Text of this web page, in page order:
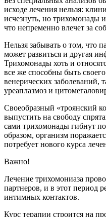
исходе лечения нельзя:
исчезнуть, но трихомонады
что непременно влечет за
Нельзя забывать о том, что
может развиться и другая
Трихомонады хоть и
все же способны быть
венерических заболеваний,
уреаплазмоз и
Своеобразный «троянский
выпустить на свободу
сами трихомонады гибнут
образом, организм
потребует нового курса
Важно!
Лечение трихомониаза
партнеров, и в этот период
интимных контактов.
Курс терапии строится на